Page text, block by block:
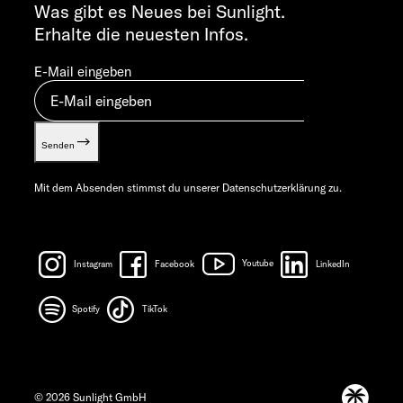
info@sunlight.de
Was gibt es Neues bei Sunlight.
Erhalte die neuesten Infos.
E-Mail eingeben
Senden
Mit dem Absenden stimmst du unserer Datenschutzerklärung zu.
Instagram Facebook Youtube LinkedIn
Spotify TikTok
© 2026 Sunlight GmbH